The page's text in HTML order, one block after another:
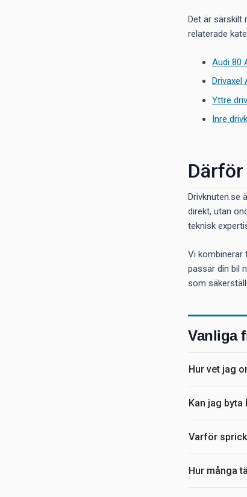
Det är särskilt
relaterade
Audi 80
Drivaxel
Yttre
Inre
Drivknuten.se
direkt, utan
teknisk
Vi kombinerar
passar din bil
som
Vanliga
Hur vet jag
Kan jag byta
Varför
Hur många